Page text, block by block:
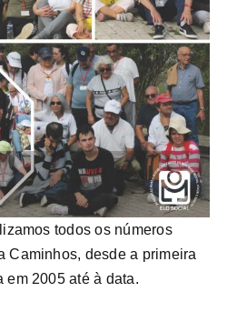
todos os números
Caminhos, desde a primeira
em 2005 até à data.